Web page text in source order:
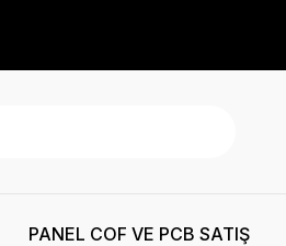
PANEL COF VE PCB SATIŞ